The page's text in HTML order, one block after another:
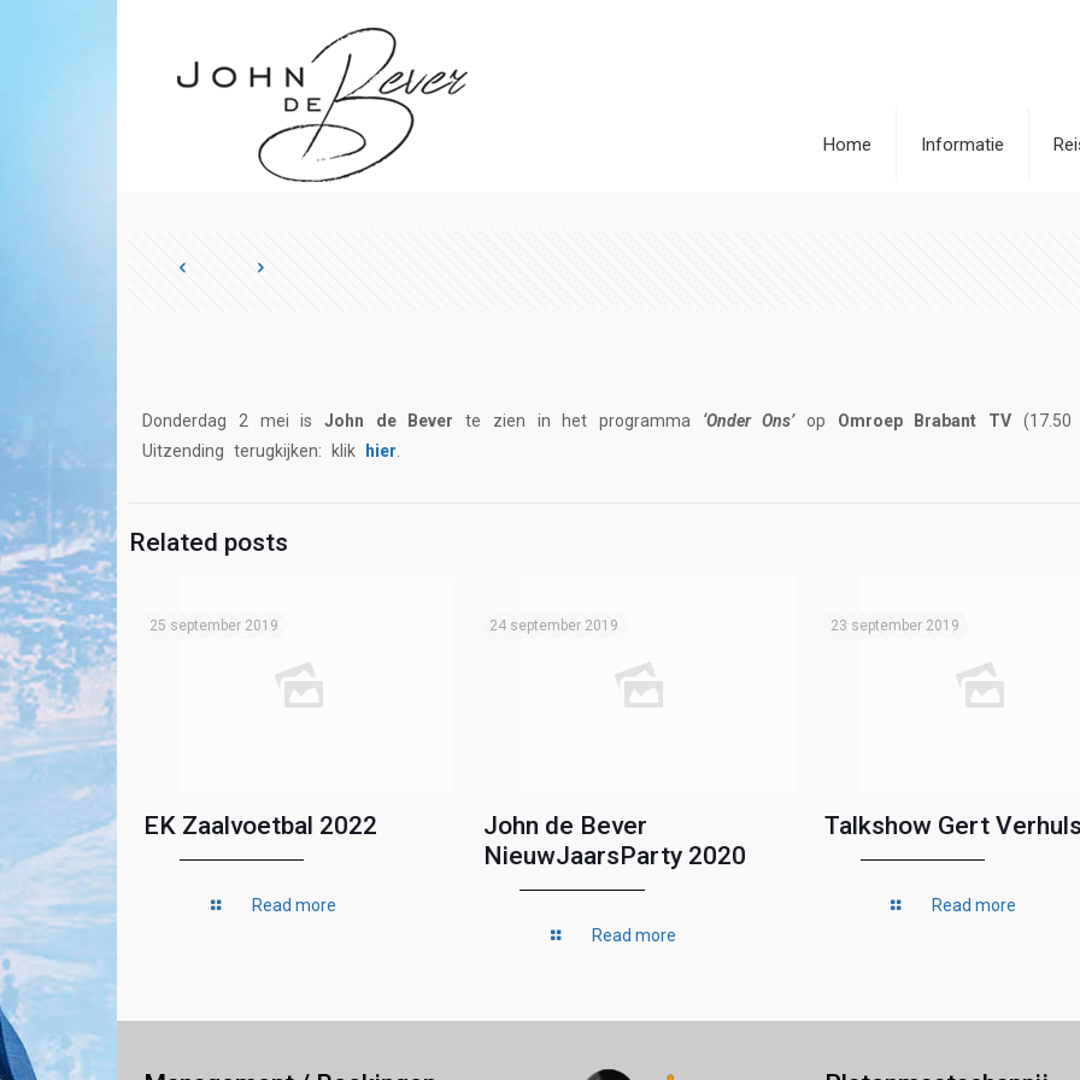
Home Informatie
Donderdag 2 mei isJohn de Bever te zien in het programma ‘Onder Ons’ op Omroep Brabant TV
Uitzending terugkijken: klik
hier
Related posts
25 september 2019
EK Zaalvoetbal 2022
Read more
24 september 2019
John de Bever
NieuwJaarsParty 2020
Read more
23 september 2019
Talkshow Gert
Read more